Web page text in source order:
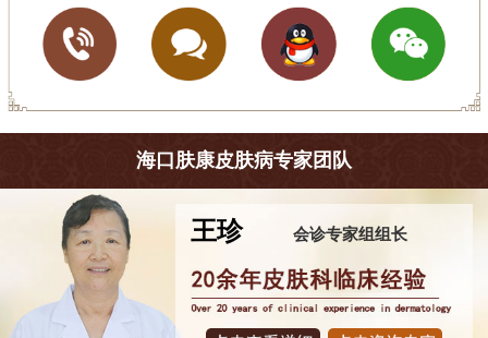
海口肤康皮肤病专家团队
王珍 会诊专家组组长